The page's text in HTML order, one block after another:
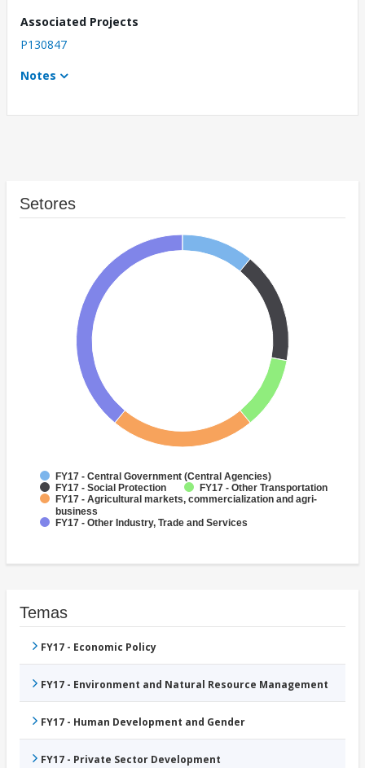
Associated Projects
P130847
Notes
Setores
FY17 - Central Government (Central Agencies)
FY17 - Social Protection
FY17 - Other Transportation
FY17 - Agricultural markets, commercialization and agri-
business
FY17 - Other Industry, Trade and Services
Temas
FY17 - Economic Policy
FY17 - Environment and Natural Resource Management
FY17 - Human Development and Gender
FY17 - Private Sector Development